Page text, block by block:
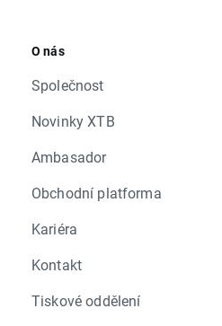
O nás
Společnost
Novinky XTB
Ambasador
Obchodní platforma
Kariéra
Kontakt
Tiskové oddělení